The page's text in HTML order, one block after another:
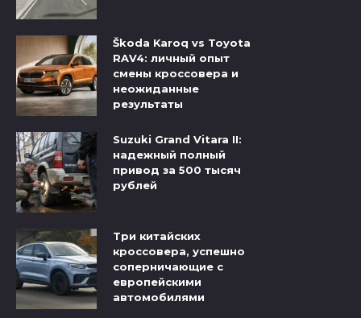
Škoda Karoq vs Toyota
RAV4: личный опыт
смены кроссовера и
неожиданные
результаты
Suzuki Grand Vitara II:
надежный полный
привод за 500 тысяч
рублей
Три китайских
кроссовера, успешно
соперничающие с
европейскими
автомобилями